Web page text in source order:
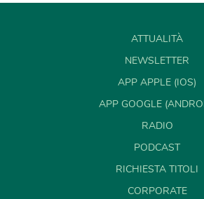
ATTUALITÀ
NEWSLETTER
APP APPLE (IOS)
APP GOOGLE
RADIO
PODCAST
RICHIESTA TITOLI
CORPORATE